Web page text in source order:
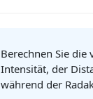
Berechnen Sie
Intensität, der
während der